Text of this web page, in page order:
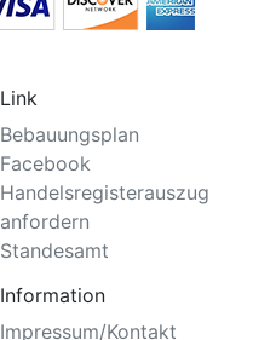
Link
Bebauungsplan
Facebook
Handelsregisterauszug
anfordern
Standesamt
Information
Impressum/Kontakt